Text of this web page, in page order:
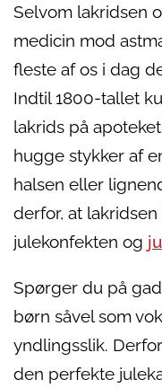
Selvom lakridsen
medicin mod
fleste af os i dag
Indtil 1800-tallet
lakrids på
hugge stykker af
halsen eller
derfor, at
julekonfekten og
Spørger du på
børn såvel som
yndlingsslik.
den perfekte